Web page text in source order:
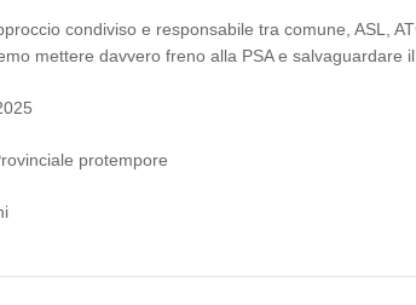
condiviso e responsabile tra comune, ASL,
mettere davvero freno alla PSA e salvaguardare
protempore